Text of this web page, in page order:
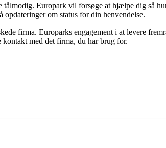
Europark vil forsøge at hjælpe dig så
om status for din henvendelse.
firma. Europarks engagement i at levere
med det firma, du har brug for.